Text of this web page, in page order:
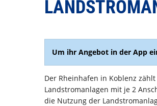
Um ihr Angebot in der App
Der Rheinhafen in Koblenz
Landstromanlagen mit je 2
die Nutzung der